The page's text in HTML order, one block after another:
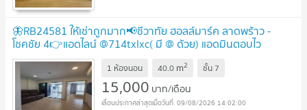
🦋RB24581 ให้เช่าถูกมาก📢ชีวาทัย ฮอลล์มาร์ค ลาดพร้าว -
โชคชัย 4👉แอดไลน์ @714txlxc( มี @ ด้วย) แอดมินตอบไว
UPDATE !
1 ห้องนอน 40.0 m2 ชั้น 7
15,000 บาท/เดือน
09/08/2026 14:02:00